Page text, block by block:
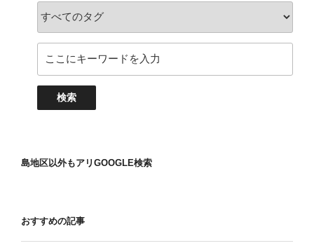
島地区以外もアリGOOGLE検索
おすすめの記事